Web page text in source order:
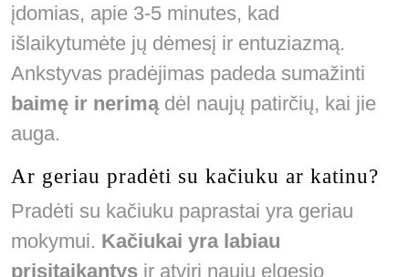
įdomias, apie 3-5 minutes, kad
išlaikytumėte jų dėmesį ir entuziazmą.
Ankstyvas pradėjimas padeda sumažinti
baimę ir nerimądėl naujų patirčių, kai jie
auga.
Ar geriau pradėti su kačiuku ar katinu?
Pradėti su kačiuku paprastai yra geriau
mokymui. Kačiukai yra labiau
prisitaikantys ir atviri naujų elgesio